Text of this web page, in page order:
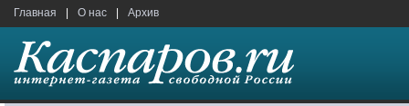
Главная О нас Архив